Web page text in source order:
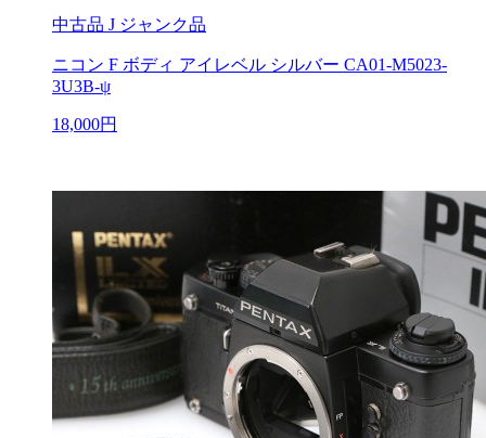
中古品 J ジャンク品
ニコン F ボディ アイレベル シルバー CA01-M5023-
3U3B-ψ
18,000円